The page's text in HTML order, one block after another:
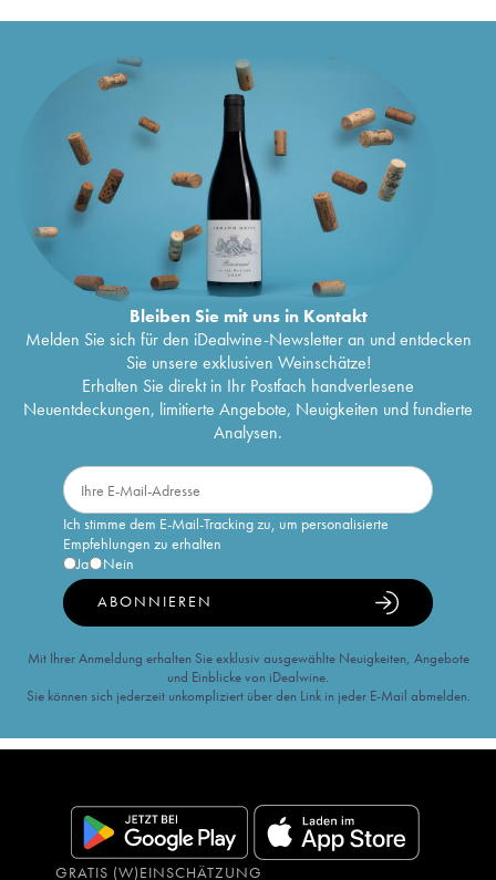
Bleiben Sie mit uns in Kontakt
Melden Sie sich für den iDealwine-Newsletter an und entdecken
Sie unsere exklusiven Weinschätze!
Erhalten Sie direkt in Ihr Postfach handverlesene
Neuentdeckungen, limitierte Angebote, Neuigkeiten und fundierte
Analysen.
Ich stimme dem E-Mail-Tracking zu, um personalisierte
Empfehlungen zu erhalten
Ja
Nein
ABONNIEREN
Mit Ihrer Anmeldung erhalten Sie exklusiv ausgewählte Neuigkeiten, Angebote
und Einblicke von iDealwine.
Sie können sich jederzeit unkompliziert über den Link in jeder E-Mail abmelden.
GRATIS (W)EINSCHÄTZUNG